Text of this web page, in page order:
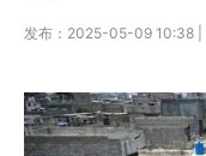
发布：2025-05-09 10:38 |